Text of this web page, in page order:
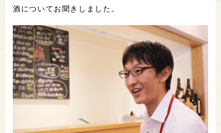
酒についてお聞きしました。